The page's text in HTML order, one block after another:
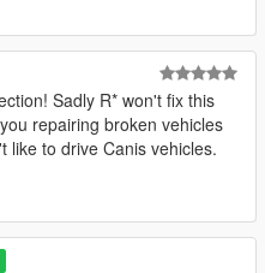
Sadly R* won't fix this
repairing broken vehicles
like to drive Canis vehicles.